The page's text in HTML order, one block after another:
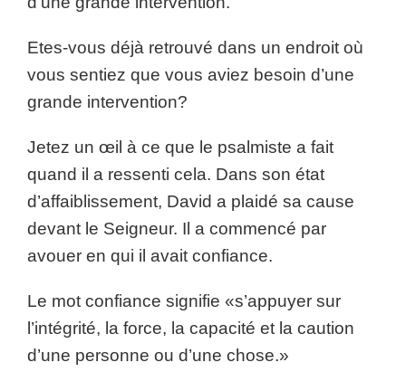
Etes-vous déjà retrouvé dans un endroit où
vous sentiez que vous aviez besoin d’une
grande intervention?
Jetez un œil à ce que le psalmiste a fait
quand il a ressenti cela. Dans son état
d’affaiblissement, David a plaidé sa cause
devant le Seigneur. Il a commencé par
avouer en qui il avait confiance.
Le mot confiance signifie «s’appuyer sur
l’intégrité, la force, la capacité et la caution
d’une personne ou d’une chose.»